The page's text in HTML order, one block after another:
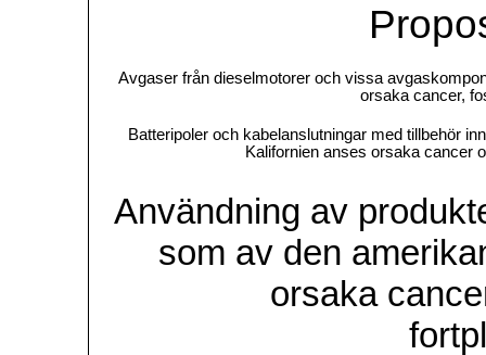
Avgaser från dieselmotorer och vissa
orsaka cancer,
Batteripoler och kabelanslutningar med tillbehör
Kalifornien anses orsaka cancer
Användning av
som av den
orsaka